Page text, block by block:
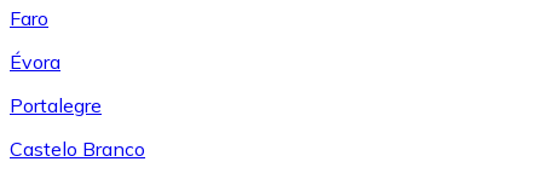
Faro
Évora
Portalegre
Castelo Branco